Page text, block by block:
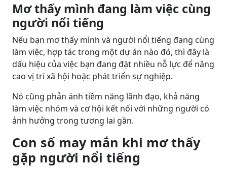
Mơ thấy mình đang làm việc cùng
người nổi tiếng
Nếu bạn mơ thấy mình và người nổi tiếng đang cùng
làm việc, hợp tác trong một dự án nào đó, thì đây là
dấu hiệu của việc bạn đang đặt nhiều nỗ lực để nâng
cao vị trí xã hội hoặc phát triển sự nghiệp.
Nó cũng phản ánh tiềm năng lãnh đạo, khả năng
làm việc nhóm và cơ hội kết nối với những người có
ảnh hưởng trong tương lai gần.
Con số may mắn khi mơ thấy
gặp người nổi tiếng